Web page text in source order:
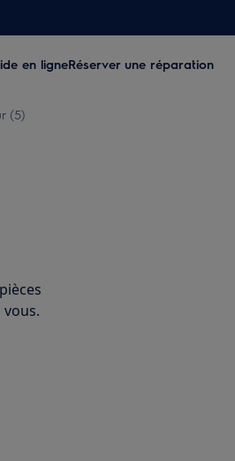
en ligneRéserver une réparation
(5)